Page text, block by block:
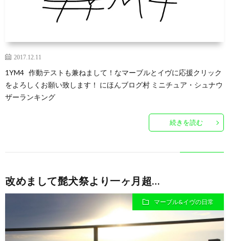
2017.12.11
1YM4 作動テストも兼ねまして！なマーブルとイヴに応援クリック
をよろしくお願い致します！ にほんブログ村 ミニチュア・シュナウ
ザーランキング
続きを読む
改めまして髭犬祭より一ヶ月超…
マーブル&イヴの日常